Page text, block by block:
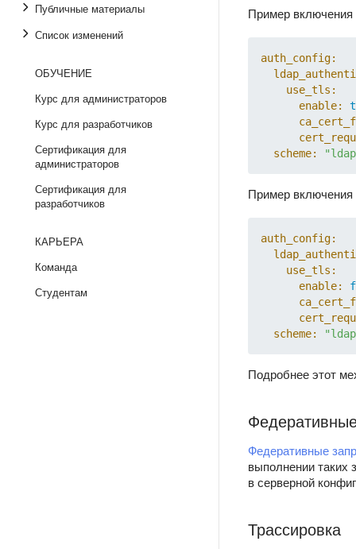
Публичные материалы
Список изменений
ОБУЧЕНИЕ
Курс для администраторов
Курс для разработчиков
Сертификация для
администраторов
Сертификация для
разработчиков
КАРЬЕРА
Команда
Студентам
Пример
auth_config:
use_tls:
enable:
scheme:
Пример
auth_config:
use_tls:
enable:
scheme:
Подробнее этот
Федеративные
выполнении таких
в серверной
Трассировка